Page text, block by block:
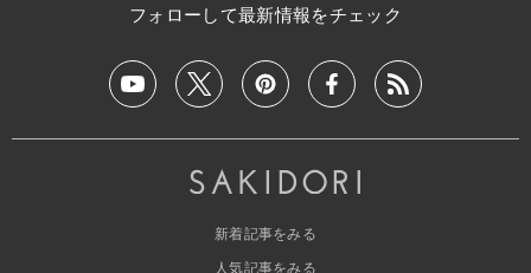
フォローして最新情報をチェック
新着記事をみる
人気記事をみる